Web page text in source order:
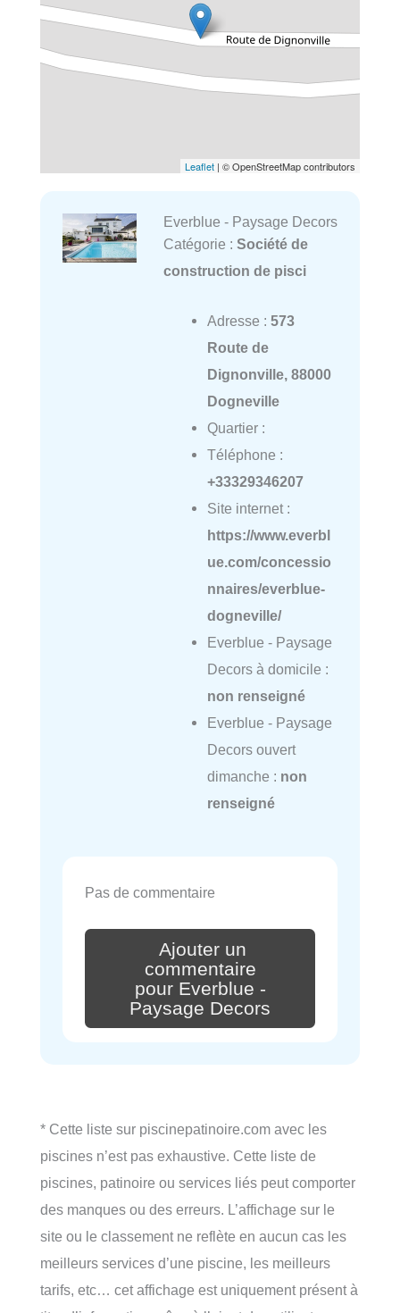
Leaflet | © OpenStreetMap contributors
Everblue - Paysage Decors
Catégorie : Société de
construction de pisci
Adresse : 573
Route de
Dignonville, 88000
Dogneville
Quartier :
Téléphone :
+33329346207
Site internet :
https://www.everbl
ue.com/concessio
nnaires/everblue-
dogneville/
Everblue - Paysage
Decors à domicile :
non renseigné
Everblue - Paysage
Decors ouvert
dimanche : non
renseigné
Pas de commentaire
Ajouter un
commentaire
pour Everblue -
Paysage Decors
* Cette liste sur piscinepatinoire.com avec les
piscines n’est pas exhaustive. Cette liste de
piscines, patinoire ou services liés peut comporter
des manques ou des erreurs. L’affichage sur le
site ou le classement ne reflète en aucun cas les
meilleurs services d’une piscine, les meilleurs
tarifs, etc… cet affichage est uniquement présent à